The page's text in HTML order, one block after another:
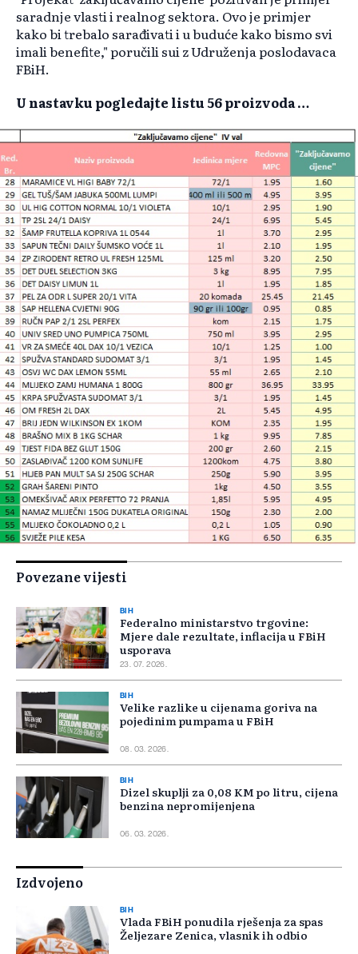
saradnje vlasti i realnog sektora. Ovo je primjer
kako bi trebalo sarađivati i u buduće kako bismo svi
imali benefite," poručili sui z Udruženja poslodavaca
FBiH.
U nastavku pogledajte listu 56 proizvoda …
Povezane vijesti
BIH
Federalno ministarstvo trgovine:
Mjere dale rezultate, inflacija u FBiH
usporava
23. 07. 2026.
BIH
Velike razlike u cijenama goriva na
pojedinim pumpama u FBiH
08. 03. 2026.
BIH
Dizel skuplji za 0,08 KM po litru, cijena
benzina nepromijenjena
06. 03. 2026.
Izdvojeno
BIH
Vlada FBiH ponudila rješenja za spas
Željezare Zenica, vlasnik ih odbio